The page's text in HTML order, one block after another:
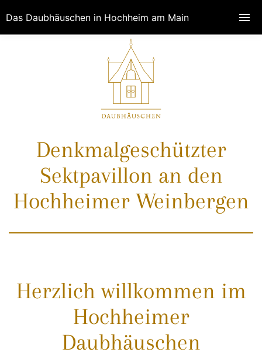
Denkmalgeschützter
Sektpavillon an den
Hochheimer Weinbergen
Herzlich willkommen im
Hochheimer
Daubhäuschen
Das Daubhäuschen in Hochheim am Main